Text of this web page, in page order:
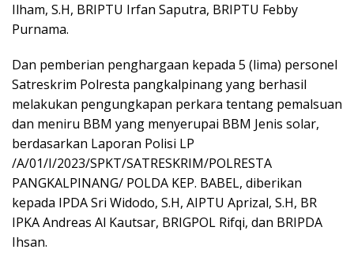
Ilham, S.H, BRIPTU Irfan Saputra, BRIPTU Febby
Purnama.
Dan pemberian penghargaan kepada 5 (lima) personel
Satreskrim Polresta pangkalpinang yang berhasil
melakukan pengungkapan perkara tentang pemalsuan
dan meniru BBM yang menyerupai BBM Jenis solar,
berdasarkan Laporan Polisi LP
/A/01/I/2023/SPKT/SATRESKRIM/POLRESTA
PANGKALPINANG/ POLDA KEP. BABEL, diberikan
kepada IPDA Sri Widodo, S.H, AIPTU Aprizal, S.H, BR
IPKA Andreas Al Kautsar, BRIGPOL Rifqi, dan BRIPDA
Ihsan.